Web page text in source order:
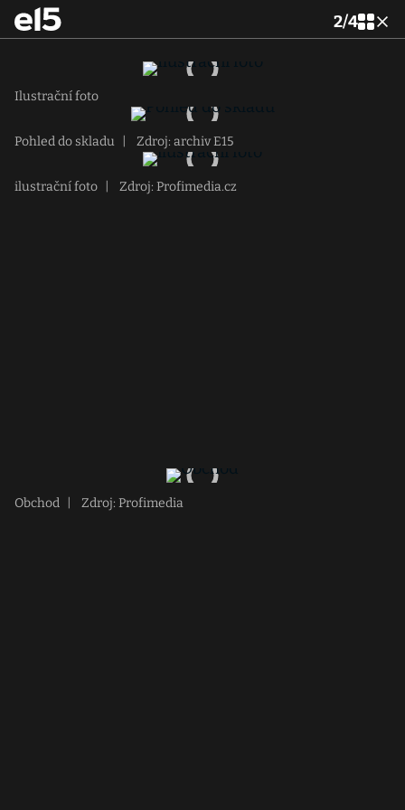
2/4
Ilustrační foto
Pohled do skladu Zdroj: archiv E15
ilustrační foto Zdroj: Profimedia.cz
Obchod Zdroj: Profimedia